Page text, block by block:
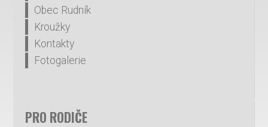
Obec Rudník
Kroužky
Kontakty
Fotogalerie
PRO RODIČE